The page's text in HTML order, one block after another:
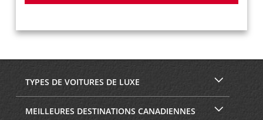
TYPES DE VOITURES DE LUXE
MEILLEURES DESTINATIONS CANADIENNES